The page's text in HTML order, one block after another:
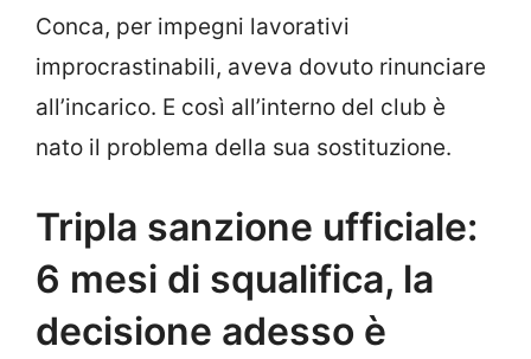
Conca, per impegni lavorativi
improcrastinabili, aveva dovuto rinunciare
all’incarico. E così all’interno del club è
nato il problema della sua sostituzione.
Tripla sanzione ufficiale:
6 mesi di squalifica, la
decisione adesso è